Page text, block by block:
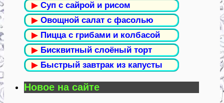
▶ Суп с сайрой и рисом
▶ Овощной салат с фасолью
▶ Пицца с грибами и колбасой
▶ Бисквитный слоёный торт
▶ Быстрый завтрак из капусты
Новое на сайте